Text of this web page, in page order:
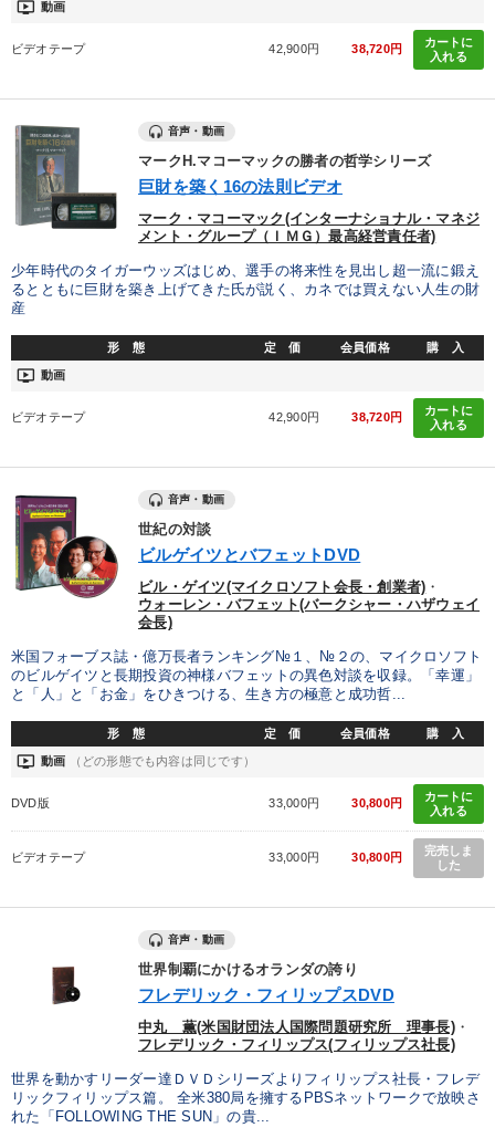
ondemand_video 動画
ビデオテープ 42,900円 38,720円
カートに
入れる
音声・動画
マークH.マコーマックの勝者の哲学シリーズ
巨財を築く16の法則ビデオ
マーク・マコーマック(インターナショナル・マネジ
メント・グループ（ＩＭＧ）最高経営責任者)
少年時代のタイガーウッズはじめ、選手の将来性を見出し超一流に鍛え
るとともに巨財を築き上げてきた氏が説く、カネでは買えない人生の財
産
形 態 定 価 会員価格 購 入
ondemand_video 動画
ビデオテープ 42,900円 38,720円
カートに
入れる
音声・動画
世紀の対談
ビルゲイツとバフェットDVD
ビル・ゲイツ(マイクロソフト会長・創業者) ・
ウォーレン・バフェット(バークシャー・ハザウェイ
会長)
米国フォーブス誌・億万長者ランキング№１、№２の、マイクロソフト
のビルゲイツと長期投資の神様バフェットの異色対談を収録。「幸運」
と「人」と「お金」をひきつける、生き方の極意と成功哲...
形 態 定 価 会員価格 購 入
ondemand_video 動画 （どの形態でも内容は同じです）
DVD版 33,000円 30,800円
カートに
入れる
ビデオテープ 33,000円 30,800円
完売しま
した
音声・動画
世界制覇にかけるオランダの誇り
フレデリック・フィリップスDVD
中丸 薫(米国財団法人国際問題研究所 理事長)・
フレデリック・フィリップス(フィリップス社長)
世界を動かすリーダー達ＤＶＤシリーズよりフィリップス社長・フレデ
リックフィリップス篇。 全米380局を擁するPBSネットワークで放映さ
れた「FOLLOWING THE SUN」の貴...